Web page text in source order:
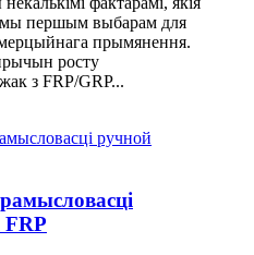
першым выбарам для
прымянення.
росту
з FRP/GRP...
FRP